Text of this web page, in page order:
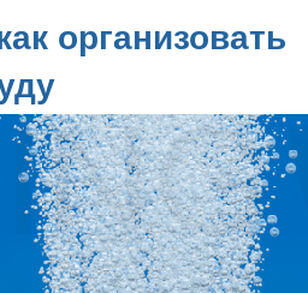
организовать